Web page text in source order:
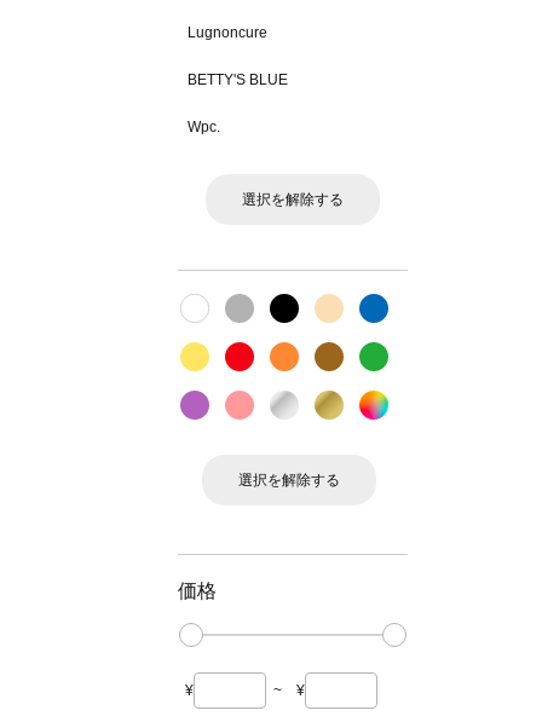
Lugnoncure
BETTY'S BLUE
Wpc.
選択を解除する
選択を解除する
価格
¥ ~ ¥